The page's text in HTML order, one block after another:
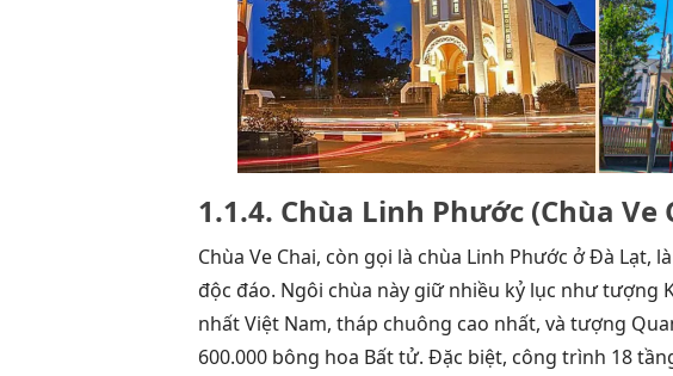
1.1.4. Chùa Linh Phước (Chùa Ve
Chùa Ve Chai, còn gọi là chùa Linh Phước ở Đà Lạt,
độc đáo. Ngôi chùa này giữ nhiều kỷ lục như tượng
nhất Việt Nam, tháp chuông cao nhất, và tượng
600.000 bông hoa Bất tử. Đặc biệt, công trình 18